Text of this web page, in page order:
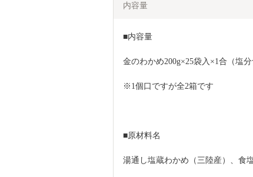
内容量
■内容量
金のわかめ200g×25袋入×1合（塩分
※1個口ですが全2箱です
■原材料名
湯通し塩蔵わかめ（三陸産）、食